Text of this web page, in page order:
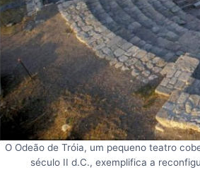
O Odeão de Tróia, um pequeno teatro
século II d.C., exemplifica a